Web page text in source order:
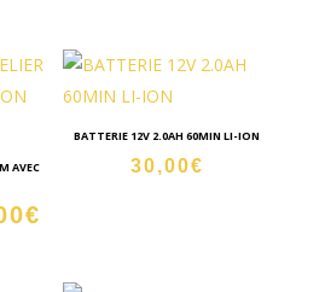
AVEC
€
BATTERIE 12V 2.0AH 60MIN LI-ION
30,00€